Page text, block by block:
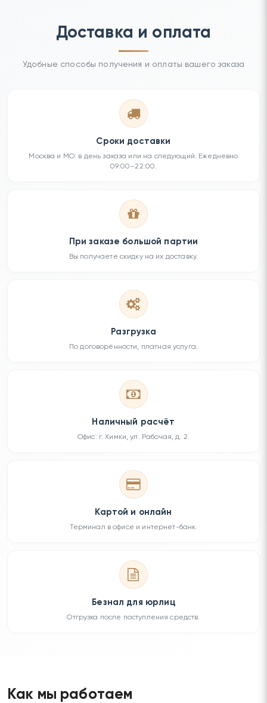
Доставка и оплата
Удобные способы получения и оплаты вашего заказа
Сроки доставки
Москва и МО: в день заказа или на следующий. Ежедневно
09:00–22:00.
При заказе большой партии
Вы получаете скидку на их доставку.
Разгрузка
По договорённости, платная услуга.
Наличный расчёт
Офис: г. Химки, ул. Рабочая, д. 2.
Картой и онлайн
Терминал в офисе и интернет-банк.
Безнал для юрлиц
Отгрузка после поступления средств.
Как мы работаем